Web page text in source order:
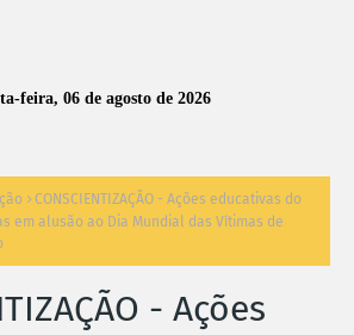
feira, 06 de agosto de 2026
CONSCIENTIZAÇÃO - Ações educativas do
em alusão ao Dia Mundial das Vítimas de
- Ações